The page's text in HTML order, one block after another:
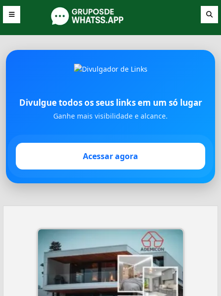
Divulgue todos os seus links em um só lugar
Ganhe mais visibilidade e alcance.
Acessar agora